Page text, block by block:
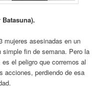
mujeres asesinadas en un
fin de semana. Pero la
el peligro que corremos al
acciones, perdiendo de esa